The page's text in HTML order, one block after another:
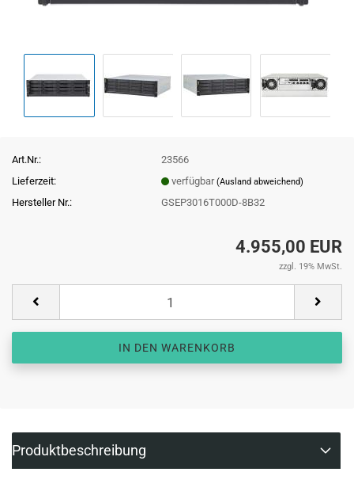
Art.Nr.:
23566
Lieferzeit:
verfügbar(Ausland abweichend)
Hersteller Nr.: GSEP3016T000D-8B32
4.955,00 EUR
zzgl. 19% MwSt.
Produktbeschreibung